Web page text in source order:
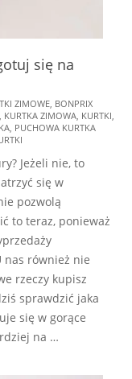
się na
ZIMOWE, BONPRIX
, KURTKA ZIMOWA, KURTKI,
, PUCHOWA KURTKA
Jeżeli nie, to
się w
pozwolą
to teraz, ponieważ
nas również nie
rzeczy kupisz
sprawdzić jaka
się w gorące
na …